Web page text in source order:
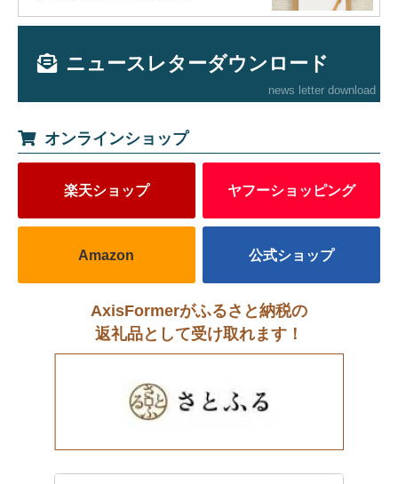
ニュースレターダウンロード
news letter download
オンラインショップ
楽天ショップ ヤフーショッピング
Amazon 公式ショップ
AxisFormerがふるさと納税の
返礼品として受け取れます！